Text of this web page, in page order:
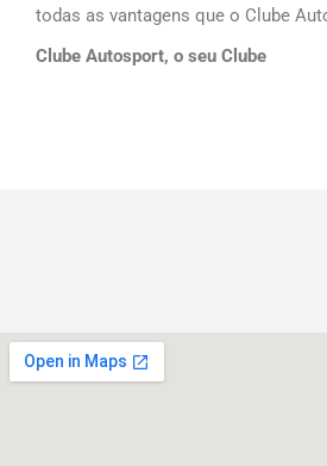
todas as vantagens que o Clube
Clube Autosport, o seu Clube